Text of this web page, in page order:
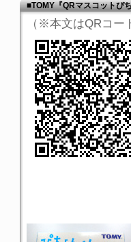
■TOMY『QRマスコットぴ
（※本文はQRコー